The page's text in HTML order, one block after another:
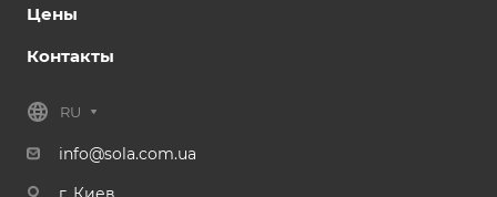
Цены
Контакты
RU
info@sola.com.ua